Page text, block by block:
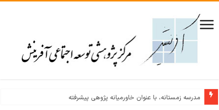
مدرسه زمستانه، با عنوان خاورمیانه پژوهی پیشرفته
نشست نقد و بررسی نظریه عدالت رالز/ عدالت؛ رویایی دست‌یافتنی یا